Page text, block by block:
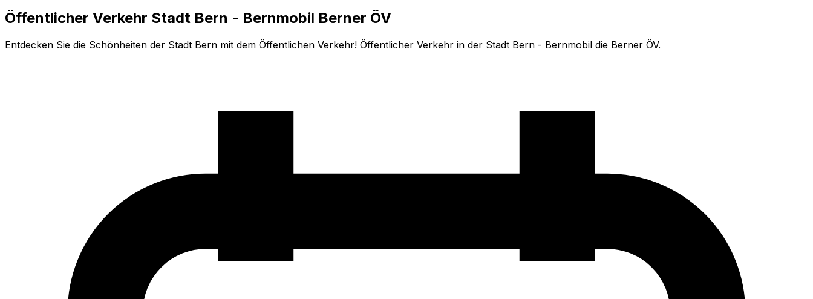
Öffentlicher Verkehr Stadt Bern - Bernmobil Berner ÖV
Entdecken Sie die Schönheiten der Stadt Bern mit dem Öffentlichen Verkehr! Öffentlicher Verkehr in der Stadt Bern - Bernmobil die Berner ÖV.